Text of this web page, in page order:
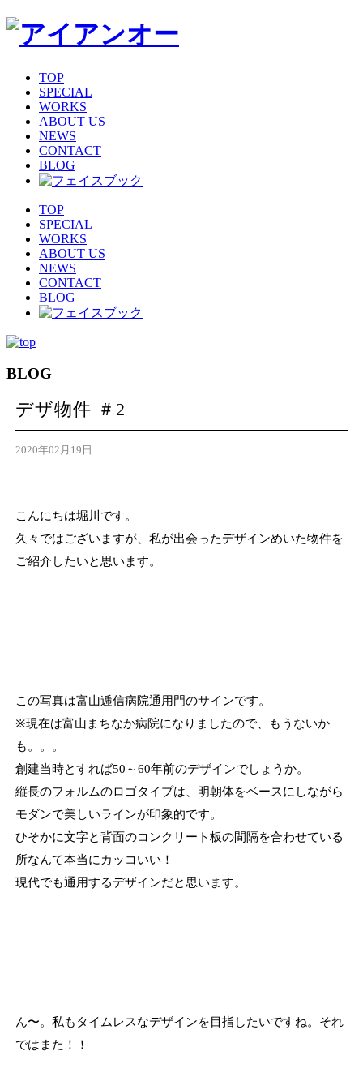
TOP
SPECIAL
WORKS
ABOUT US
NEWS
CONTACT
BLOG
TOP
SPECIAL
WORKS
ABOUT US
NEWS
CONTACT
BLOG
BLOG
デザ物件 ＃2
2020年02月19日
こんにちは堀川です。
久々ではございますが、私が出会ったデザインめいた物件を
ご紹介したいと思います。
この写真は富山逓信病院通用門のサインです。
※現在は富山まちなか病院になりましたので、もうないか
も。。。
創建当時とすれば50～60年前のデザインでしょうか。
縦長のフォルムのロゴタイプは、明朝体をベースにしながら
モダンで美しいラインが印象的です。
ひそかに文字と背面のコンクリート板の間隔を合わせている
所なんて本当にカッコいい！
現代でも通用するデザインだと思います。
ん〜。私もタイムレスなデザインを目指したいですね。それ
ではまた！！